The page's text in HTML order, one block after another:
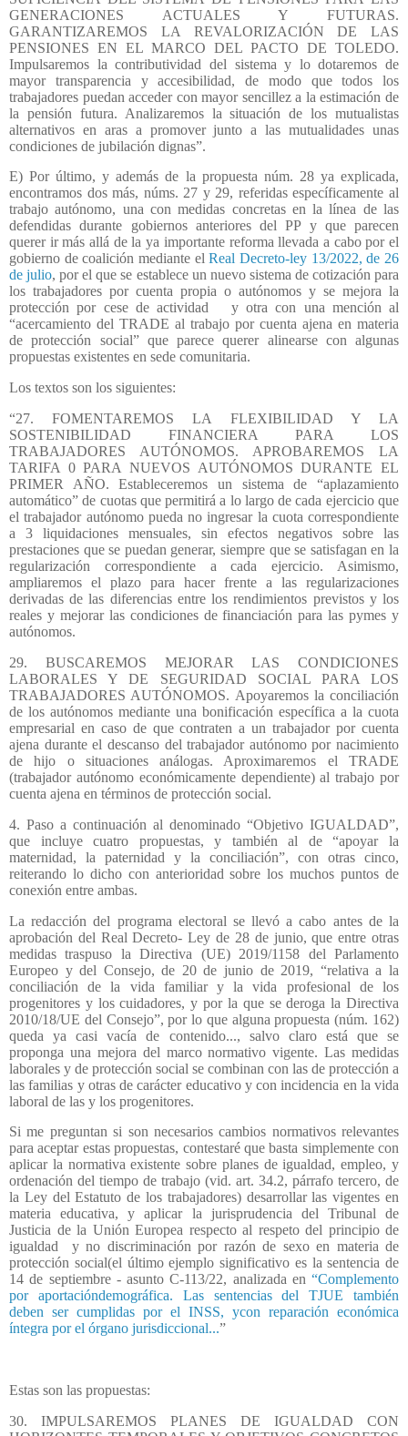
GENERACIONES ACTUALES Y FUTURAS.
GARANTIZAREMOS LA REVALORIZACIÓN DE LAS
PENSIONES EN EL MARCO DEL PACTO DE TOLEDO.
Impulsaremos la contributividad del sistema y lo dotaremos de
mayor transparencia y accesibilidad, de modo que todos los
trabajadores puedan acceder con mayor sencillez a la estimación de
la pensión futura. Analizaremos la situación de los mutualistas
alternativos en aras a promover junto a las mutualidades unas
condiciones de jubilación dignas”.
E) Por último, y además de la propuesta núm. 28 ya explicada,
encontramos dos más, núms. 27 y 29, referidas específicamente al
trabajo autónomo, una con medidas concretas en la línea de las
defendidas durante gobiernos anteriores del PP y que parecen
querer ir más allá de la ya importante reforma llevada a cabo por el
gobierno de coalición mediante elReal Decreto-ley 13/2022, de 26
de julio, por el que se establece un nuevo sistema de cotización para
los trabajadores por cuenta propia o autónomos y se mejora la
protección por cese de actividad
y otra con una mención al
“acercamiento del TRADE al trabajo por cuenta ajena en materia
de protección social” que parece querer alinearse con algunas
propuestas existentes en sede comunitaria.
Los textos son los siguientes:
“27. FOMENTAREMOS LA FLEXIBILIDAD Y LA
SOSTENIBILIDAD FINANCIERA PARA LOS
TRABAJADORES AUTÓNOMOS. APROBAREMOS LA
TARIFA 0 PARA NUEVOS AUTÓNOMOS DURANTE EL
PRIMER AÑO. Estableceremos un sistema de “aplazamiento
automático” de cuotas que permitirá a lo largo de cada ejercicio que
el trabajador autónomo pueda no ingresar la cuota correspondiente
a 3 liquidaciones mensuales, sin efectos negativos sobre las
prestaciones que se puedan generar, siempre que se satisfagan en la
regularización correspondiente a cada ejercicio. Asimismo,
ampliaremos el plazo para hacer frente a las regularizaciones
derivadas de las diferencias entre los rendimientos previstos y los
reales y mejorar las condiciones de financiación para las pymes y
autónomos.
29. BUSCAREMOS MEJORAR LAS CONDICIONES
LABORALES Y DE SEGURIDAD SOCIAL PARA LOS
TRABAJADORES AUTÓNOMOS. Apoyaremos la conciliación
de los autónomos mediante una bonificación específica a la cuota
empresarial en caso de que contraten a un trabajador por cuenta
ajena durante el descanso del trabajador autónomo por nacimiento
de hijo o situaciones análogas. Aproximaremos el TRADE
(trabajador autónomo económicamente dependiente) al trabajo por
cuenta ajena en términos de protección social.
4. Paso a continuación al denominado “Objetivo IGUALDAD”,
que incluye cuatro propuestas, y también al de “apoyar la
maternidad, la paternidad y la conciliación”, con otras cinco,
reiterando lo dicho con anterioridad sobre los muchos puntos de
conexión entre ambas.
La redacción del programa electoral se llevó a cabo antes de la
aprobación del Real Decreto- Ley de 28 de junio, que entre otras
medidas traspuso la Directiva (UE) 2019/1158 del Parlamento
Europeo y del Consejo, de 20 de junio de 2019, “relativa a la
conciliación de la vida familiar y la vida profesional de los
progenitores y los cuidadores, y por la que se deroga la Directiva
2010/18/UE del Consejo”, por lo que alguna propuesta (núm. 162)
queda ya casi vacía de contenido..., salvo claro está que se
proponga una mejora del marco normativo vigente. Las medidas
laborales y de protección social se combinan con las de protección a
las familias y otras de carácter educativo y con incidencia en la vida
laboral de las y los progenitores.
Si me preguntan si son necesarios cambios normativos relevantes
para aceptar estas propuestas, contestaré que basta simplemente con
aplicar la normativa existente sobre planes de igualdad, empleo, y
ordenación del tiempo de trabajo (vid. art. 34.2, párrafo tercero, de
la Ley del Estatuto de los trabajadores) desarrollar las vigentes en
materia educativa, y aplicar la jurisprudencia del Tribunal de
Justicia de la Unión Europea respecto al respeto del principio de
igualdad
y no discriminación por razón de sexo en materia de
protección social(el último ejemplo significativo es la sentencia de
14 de septiembre - asunto C-113/22, analizada en “Complemento
por aportacióndemográfica. Las sentencias del TJUE también
deben ser cumplidas por el INSS, ycon reparación económica
íntegra por el órgano jurisdiccional...”
Estas son las propuestas:
30. IMPULSAREMOS PLANES DE IGUALDAD CON